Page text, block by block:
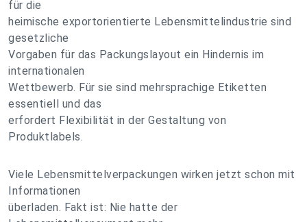
für die
heimische exportorientierte Lebensmittelindustrie sind
gesetzliche
Vorgaben für das Packungslayout ein Hindernis im
internationalen
Wettbewerb. Für sie sind mehrsprachige Etiketten
essentiell und das
erfordert Flexibilität in der Gestaltung von
Produktlabels.
Viele Lebensmittelverpackungen wirken jetzt schon mit
Informationen
überladen. Fakt ist: Nie hatte der